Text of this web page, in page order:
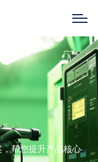
帮您提升产品核心